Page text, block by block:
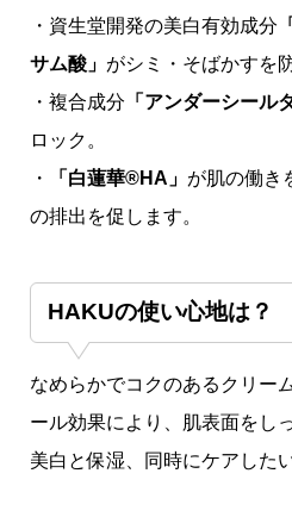
・資生堂開発の美白有効成分
サム酸」 がシミ・そばかすを
・複合成分 「アンダーシール
ロック。
・
「白蓮華®︎HA」 が肌の働き
の排出を促します。
HAKUの使い心地は？
なめらかでコクのあるクリー
ール効果により、肌表面をし
美白と保湿、同時にケアした